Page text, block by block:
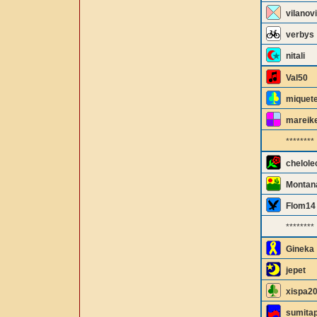
verbys
nitali
Val50
********
Flom14
********
Gineka
jepet